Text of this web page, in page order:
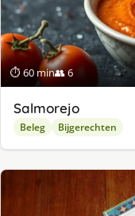
⏱ 60 min👥 6
Salmorejo
Beleg Bijgerechten